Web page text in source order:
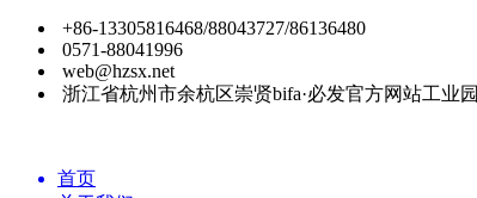
+86-13305816468/88043727/86136480
0571-88041996
web@hzsx.net
浙江省杭州市余杭区崇贤bifa·必发官方网站工业园
首页